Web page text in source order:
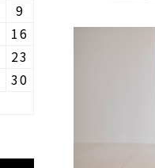
9
16
23
30